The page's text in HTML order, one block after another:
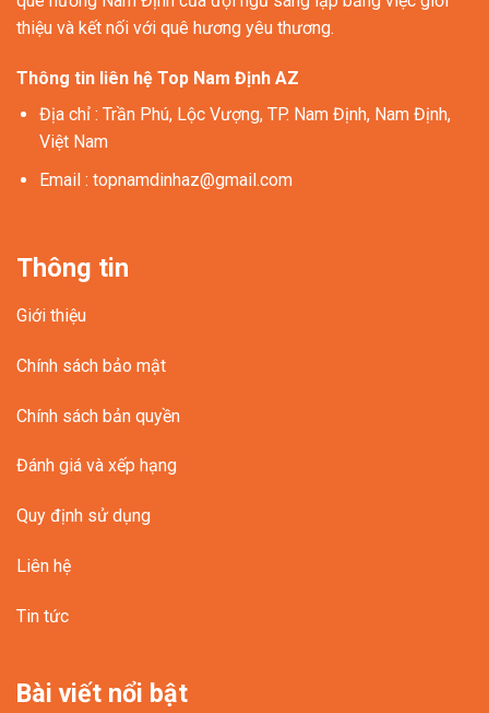
thiệu và kết nối với quê hương yêu thương.
Thông tin liên hệ Top Nam Định AZ
Địa chỉ : Trần Phú, Lộc Vượng, TP. Nam Định, Nam Định,
Việt Nam
Email : topnamdinhaz@gmail.com
Thông tin
Giới thiệu
Chính sách bảo mật
Chính sách bản quyền
Đánh giá và xếp hạng
Quy định sử dụng
Liên hệ
Tin tức
Bài viết nổi bật